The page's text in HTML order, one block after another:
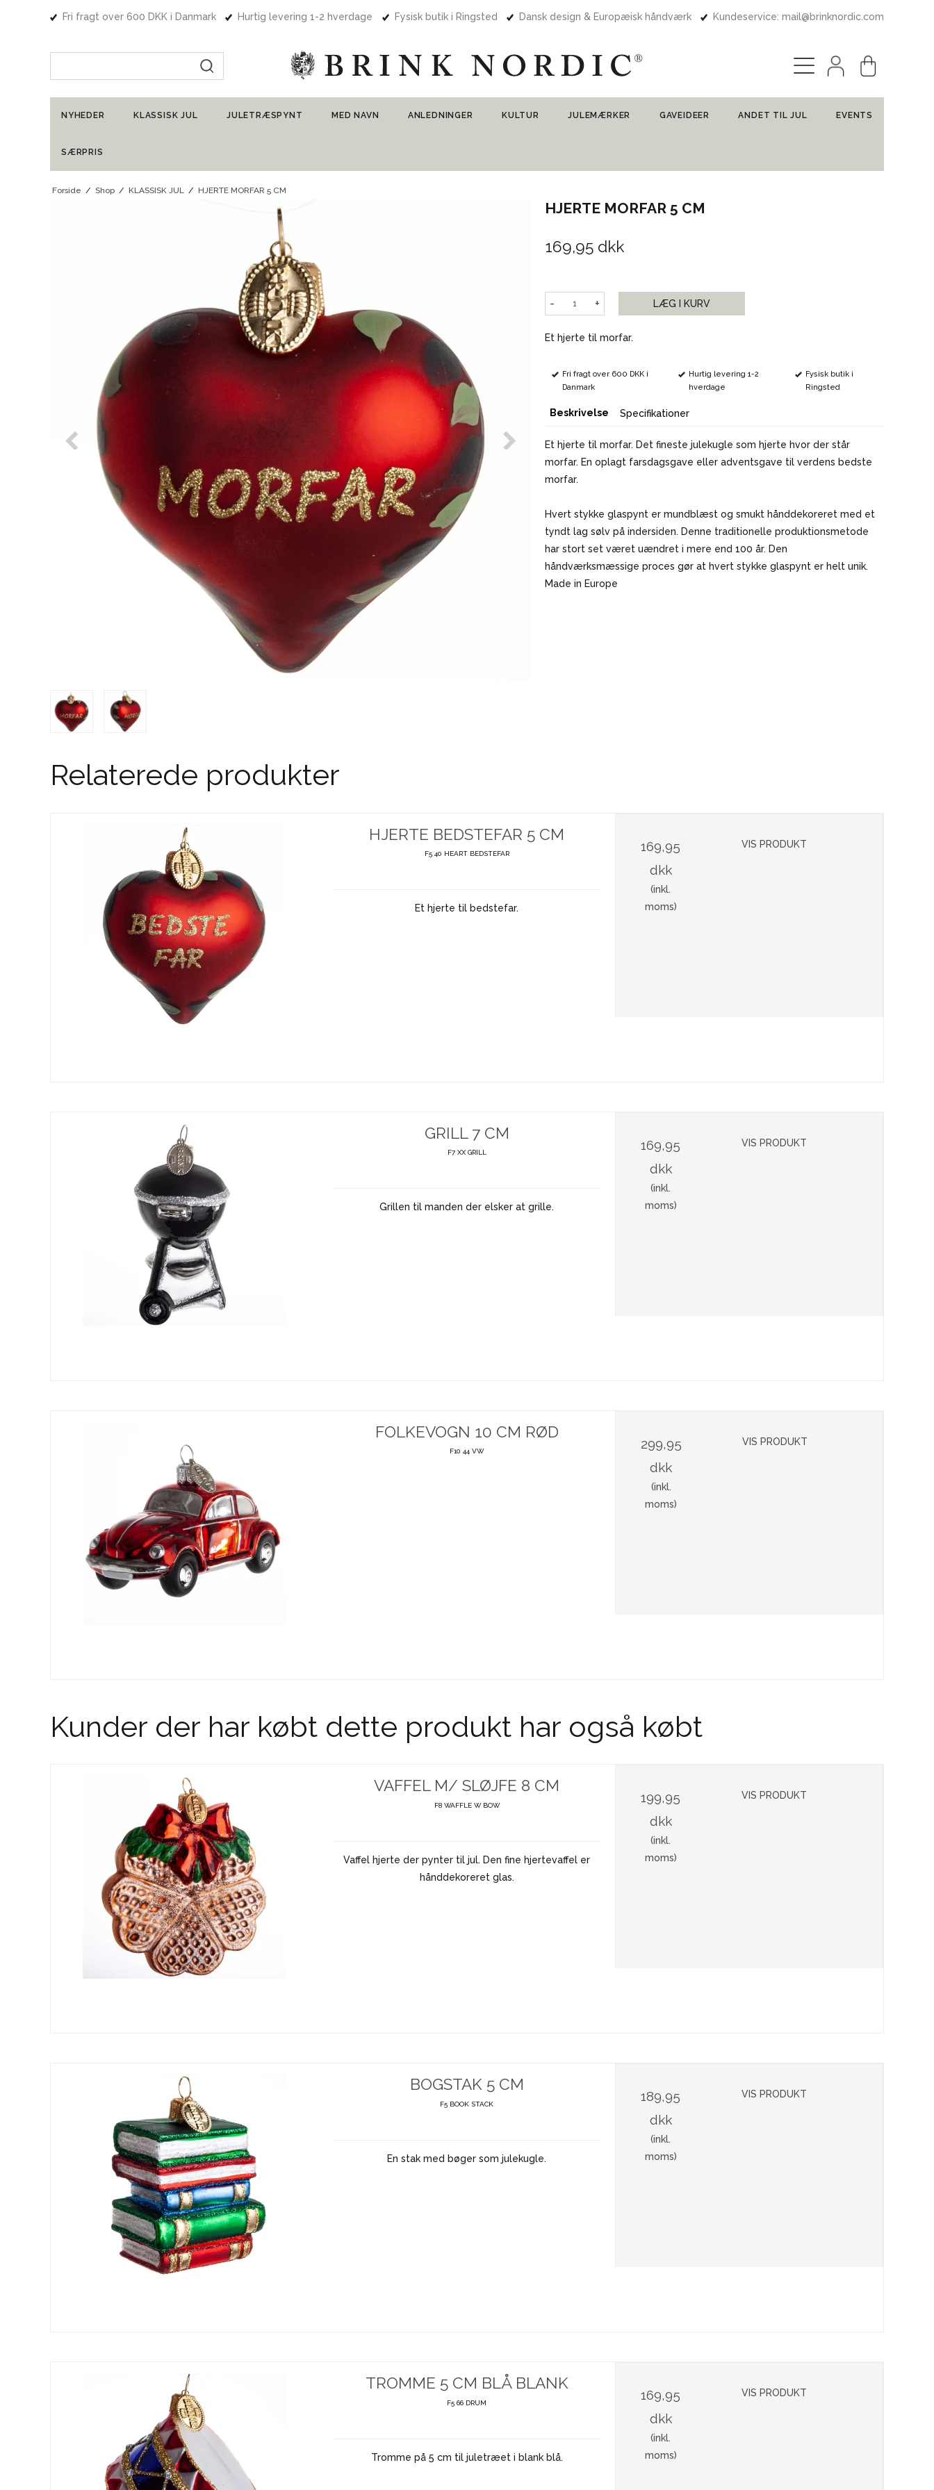
Fri fragt over 600 DKK i Danmark Hurtig levering 1-2 hverdage Fysisk butik i Ringsted Dansk design & Europæisk håndværk Kundeservice: mail@brinknordic.com
NYHEDER KLASSISK JUL JULETRÆSPYNT MED NAVN ANLEDNINGER KULTUR JULEMÆRKER GAVEIDEER ANDET TIL JUL EVENTS
SÆRPRIS
Forside / Shop / KLASSISK JUL / HJERTE MORFAR 5 CM
HJERTE MORFAR 5 CM
169,95 dkk
- + LÆG I KURV
Et hjerte til morfar.
Fri fragt over 600 DKK i
Danmark
Hurtig levering 1-2
hverdage
Fysisk butik i
Ringsted
Beskrivelse Specifikationer
Et hjerte til morfar. Det fineste julekugle som hjerte hvor der står
morfar. En oplagt farsdagsgave eller adventsgave til verdens bedste
morfar.
Hvert stykke glaspynt er mundblæst og smukt hånddekoreret med et
tyndt lag sølv på indersiden. Denne traditionelle produktionsmetode
har stort set været uændret i mere end 100 år. Den
håndværksmæssige proces gør at hvert stykke glaspynt er helt unik.
Made in Europe
Relaterede produkter
HJERTE BEDSTEFAR 5 CM
F5 40 HEART BEDSTEFAR
Et hjerte til bedstefar.
169,95
dkk
(inkl.
moms)
VIS PRODUKT
GRILL 7 CM
F7 XX GRILL
Grillen til manden der elsker at grille.
169,95
dkk
(inkl.
moms)
VIS PRODUKT
FOLKEVOGN 10 CM RØD
F10 44 VW
299,95
dkk
(inkl.
moms)
VIS PRODUKT
Kunder der har købt dette produkt har også købt
VAFFEL M/ SLØJFE 8 CM
F8 WAFFLE W BOW
Vaffel hjerte der pynter til jul. Den fine hjertevaffel er
hånddekoreret glas.
199,95
dkk
(inkl.
moms)
VIS PRODUKT
BOGSTAK 5 CM
F5 BOOK STACK
En stak med bøger som julekugle.
189,95
dkk
(inkl.
moms)
VIS PRODUKT
TROMME 5 CM BLÅ BLANK
F5 66 DRUM
Tromme på 5 cm til juletræet i blank blå.
169,95
dkk
(inkl.
moms)
VIS PRODUKT